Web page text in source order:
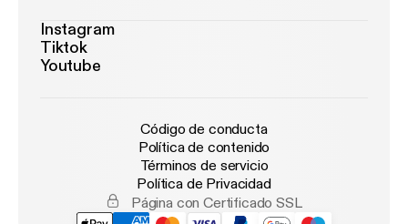
Instagram
Tiktok
Youtube
Código de conducta
Política de contenido
Términos de servicio
Política de Privacidad
Página con Certificado SSL